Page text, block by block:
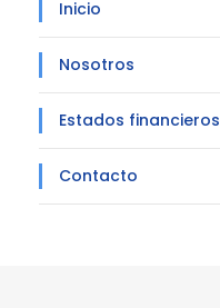
Inicio
Nosotros
Estados financieros
Contacto